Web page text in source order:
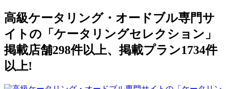
高級ケータリング・オードブル専門サ
イトの「ケータリングセレクション」
掲載店舗298件以上、掲載プラン1734件
以上!